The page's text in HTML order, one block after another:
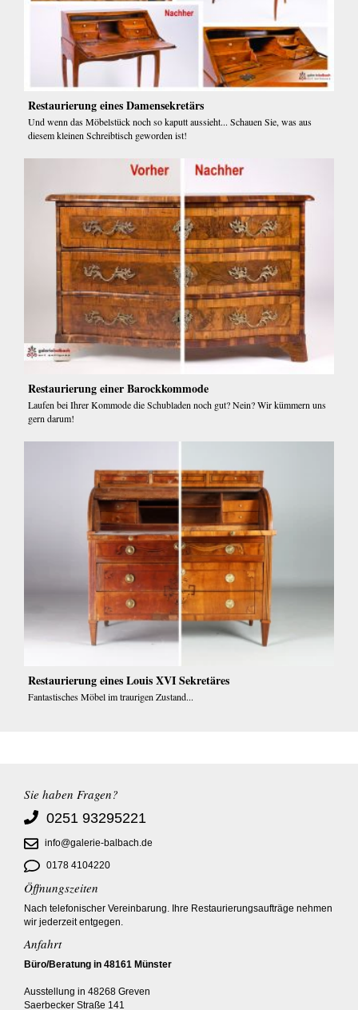
Restaurierung eines Damensekretärs
Und wenn das Möbelstück noch so kaputt aussieht... Schauen Sie, was aus
diesem kleinen Schreibtisch geworden ist!
Restaurierung einer Barockkommode
Laufen bei Ihrer Kommode die Schubladen noch gut? Nein? Wir kümmern uns
gern darum!
Restaurierung eines Louis XVI Sekretäres
Fantastisches Möbel im traurigen Zustand...
Sie haben Fragen?
0251 93295221
info@galerie-balbach.de
0178 4104220
Öffnungszeiten
Nach telefonischer Vereinbarung. Ihre Restaurierungsaufträge nehmen
wir jederzeit entgegen.
Anfahrt
Büro/Beratung in 48161 Münster
Ausstellung in 48268 Greven
Saerbecker Straße 141